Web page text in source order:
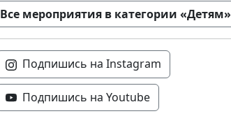
Все мероприятия в категории «Детям»
Подпишись на Instagram
Подпишись на Youtube